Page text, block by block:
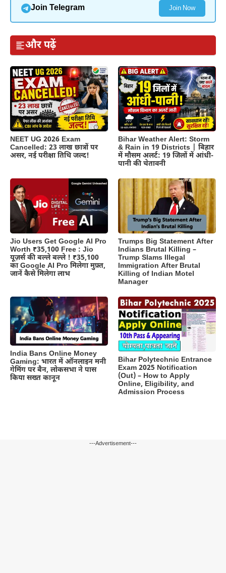
Join Telegram Join Now
और पढ़ें
NEET UG 2026 Exam
Cancelled: 23 लाख छात्रों पर
असर, नई परीक्षा तिथि जल्द!
Bihar Weather Alert: Storm
& Rain in 19 Districts | बिहार
में मौसम अलर्ट: 19 जिलों में आंधी-
पानी की चेतावनी
Jio Users Get Google AI Pro
Worth ₹35,100 Free : Jio
यूज़र्स की बल्ले बल्ले ! ₹35,100
का Google AI Pro मिलेगा मुफ़्त,
जानें कैसे मिलेगा लाभ
Trumps Big Statement After
Indians Brutal Killing –
Trump Slams Illegal
Immigration After Brutal
Killing of Indian Motel
Manager
India Bans Online Money
Gaming: भारत में ऑनलाइन मनी
गेमिंग पर बैन, लोकसभा ने पास
किया सख्त कानून
Bihar Polytechnic Entrance
Exam 2025 Notification
(Out) – How to Apply
Online, Eligibility, and
Admission Process
---Advertisement---